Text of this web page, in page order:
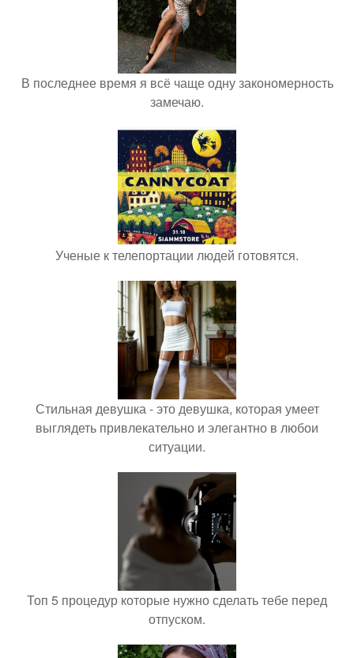
В последнее время я всё чаще одну закономерность
замечаю.
Ученые к телепортации людей готовятся.
Стильная девушка - это девушка, которая умеет
выглядеть привлекательно и элегантно в любои
ситуации.
Топ 5 процедур которые нужно сделать тебе перед
отпуском.